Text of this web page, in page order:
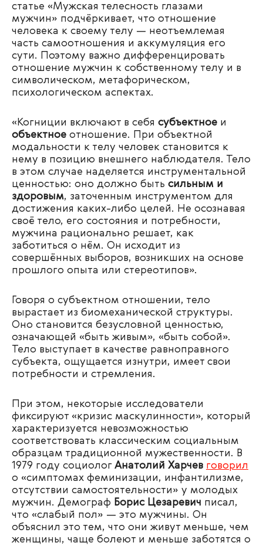
статье «Мужская телесность глазами
мужчин» подчёркивает, что отношение
человека к своему телу — неотъемлемая
часть самоотношения и аккумуляция его
сути. Поэтому важно дифференцировать
отношение мужчин к собственному телу и в
символическом, метафорическом,
психологическом аспектах.
«Когниции включают в себя субъектное и
объектное отношение. При объектной
модальности к телу человек становится к
нему в позицию внешнего наблюдателя. Тело
в этом случае наделяется инструментальной
ценностью: оно должно быть сильным и
здоровым, заточенным инструментом для
достижения каких-либо целей. Не осознавая
своё тело, его состояния и потребности,
мужчина рационально решает, как
заботиться о нём. Он исходит из
совершённых выборов, возникших на основе
прошлого опыта или стереотипов».
Говоря о субъектном отношении, тело
вырастает из биомеханической структуры.
Оно становится безусловной ценностью,
означающей «быть живым», «быть собой».
Тело выступает в качестве равноправного
субъекта, ощущается изнутри, имеет свои
потребности и стремления.
При этом, некоторые исследователи
фиксируют «кризис маскулинности», который
характеризуется невозможностью
соответствовать классическим социальным
образцам традиционной мужественности. В
1979 году социолог Анатолий Харчев говорил
о «симптомах феминизации, инфантилизме,
отсутствии самостоятельности» у молодых
мужчин. Демограф Борис Цезаревич писал,
что «слабый пол» — это мужчины. Он
объяснил это тем, что они живут меньше, чем
женщины, чаще болеют и меньше заботятся о